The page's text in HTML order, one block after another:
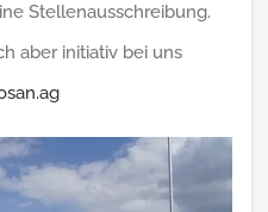
Stellenausschreibung.
aber initiativ bei uns